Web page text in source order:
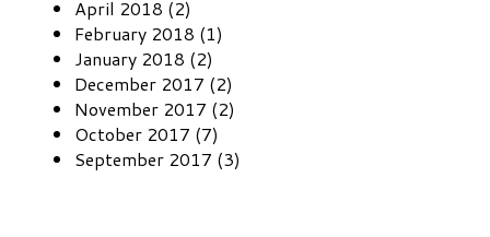
April 2018 (2)
February 2018 (1)
January 2018 (2)
December 2017 (2)
November 2017 (2)
October 2017 (7)
September 2017 (3)